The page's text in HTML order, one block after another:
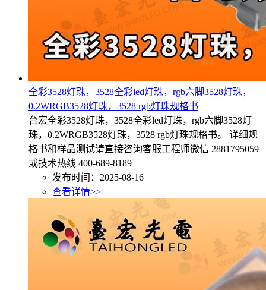
全彩3528灯珠，3528全彩led灯珠，rgb六脚3528灯珠，
0.2WRGB3528灯珠，3528 rgb灯珠规格书
台宏全彩3528灯珠，3528全彩led灯珠，rgb六脚3528灯
珠，0.2WRGB3528灯珠，3528 rgb灯珠规格书。 详细规
格书和样品测试请直接咨询客服工程师微信 2881795059
或技术热线 400-689-8189
发布时间：2025-08-16
查看详情>>